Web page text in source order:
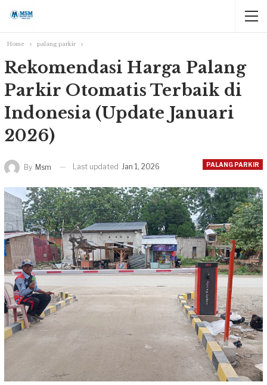
Home palang parkir
Rekomendasi Harga Palang
Parkir Otomatis Terbaik di
Indonesia (Update Januari
2026)
PALANG PARKIR
By Msm Last updated Jan 1, 2026